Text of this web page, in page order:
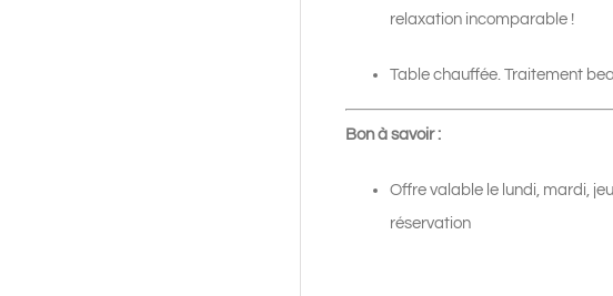
relaxation incomparable !
Table chauffée. Traitement
Bon à savoir :
Offre valable le lundi, mardi,
réservation